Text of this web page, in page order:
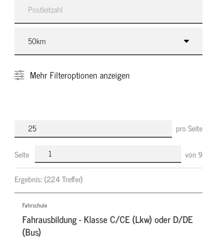
Mehr Filteroptionen anzeigen
pro Seite
Seite von 9
Ergebnis:(224 Treffer)
Fahrschule
Fahrausbildung - Klasse C/CE (Lkw) oder D/DE
(Bus)